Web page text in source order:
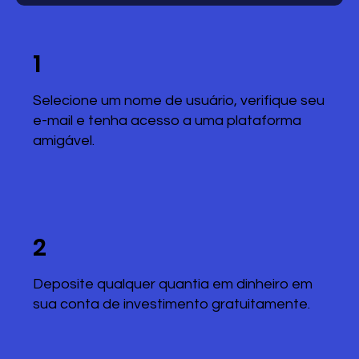
1
Selecione um nome de usuário, verifique seu
e-mail e tenha acesso a uma plataforma
amigável.
2
Deposite qualquer quantia em dinheiro em
sua conta de investimento gratuitamente.